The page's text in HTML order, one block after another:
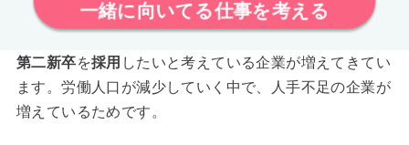
一緒に向いてる仕事を考える
第二新卒を採用 したいと考えている企業が増えてきてい
ます。労働人口が減少していく中で、人手不足の企業が
増えているためです。